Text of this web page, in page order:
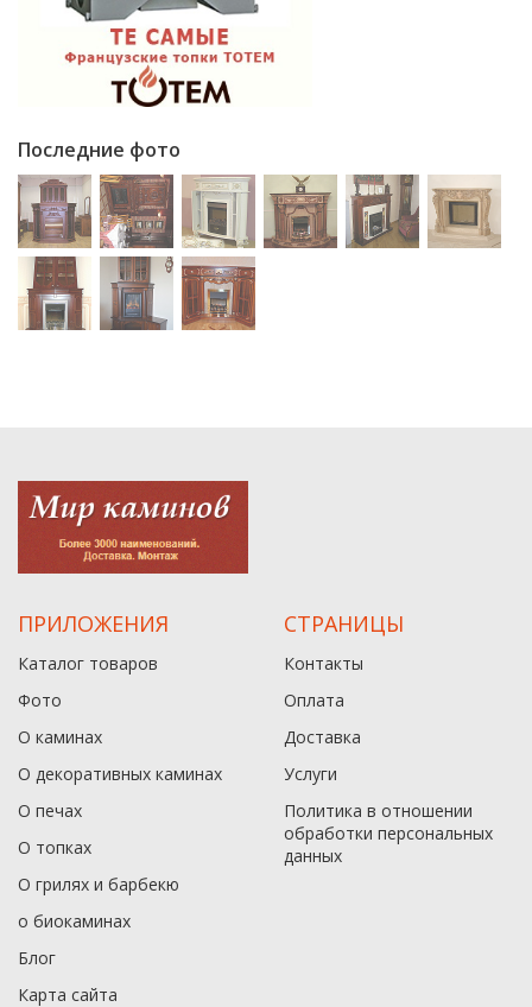
Последние фото
ПРИЛОЖЕНИЯ
Каталог товаров
Фото
О каминах
О декоративных каминах
О печах
О топках
О грилях и барбекю
о биокаминах
Блог
Карта сайта
СТРАНИЦЫ
Контакты
Оплата
Доставка
Услуги
Политика в отношении
обработки персональных
данныx